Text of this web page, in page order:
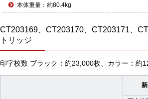
本体重量：約80.4kg
CT203169、CT203170、CT203171、
トリッジ
印字枚数 ブラック：約23,000枚、カラー：約